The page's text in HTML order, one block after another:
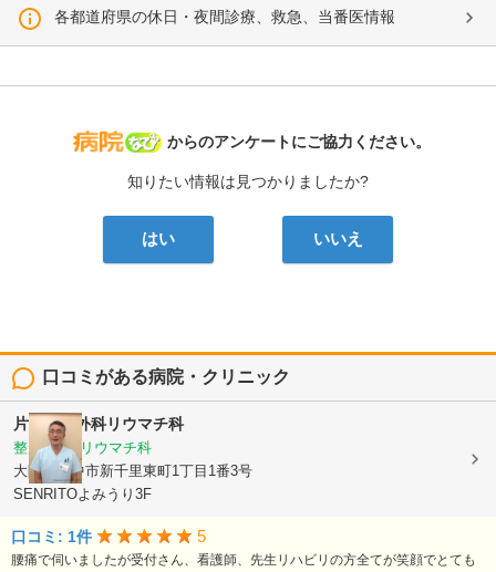
各都道府県の休日・夜間診療、救急、当番医情報
病院なび
からのアンケートにご協力ください。
知りたい情報は見つかりましたか?
はい いいえ
口コミがある病院・クリニック
片岡整形外科リウマチ科
整形外科, リウマチ科
大阪府豊中市新千里東町1丁目1番3号
SENRITOよみうり3F
口コミ: 1件 5
腰痛で伺いましたが受付さん、看護師、先生リハビリの方全てが笑顔でとても